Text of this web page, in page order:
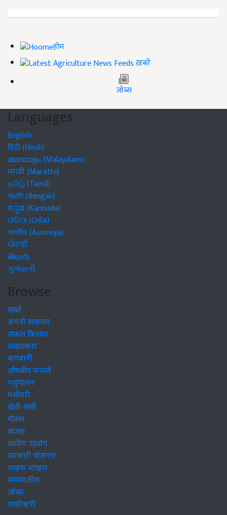
होम
ख़बरें
जॉब्स
Languages
English
हिंदी (Hindi)
മലയാളം (Malayalam)
मराठी (Marathi)
தமிழ் (Tamil)
বাঙালি (Bengali)
ಕನ್ನಡ (Kannada)
ଓଡିଆ (Odia)
অসমীয়া (Asomiya)
ਪੰਜਾਬੀ
తెలుగు
ગુજરાતી
Browse
खबरें
कंपनी समाचार
सफल किसान
साक्षात्कार
बागवानी
औषधीय फसलें
पशुपालन
मशीनरी
खेती-बाड़ी
मौसम
बाजार
ग्रामीण उद्द्योग
सरकारी योजनाएं
लाइफ स्टाइल
सम्पादकीय
जॉब्स
डायरेक्टरी